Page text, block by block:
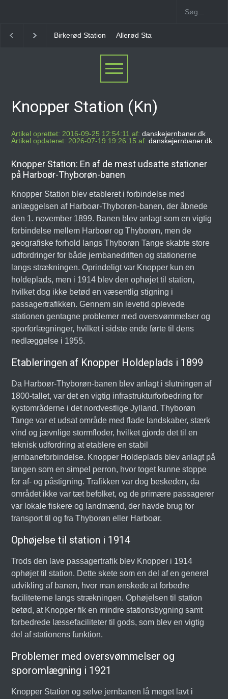
Allerød Station Favrholm Station
Knopper Station (Kn)
Artikel oprettet: 2016-09-25 12:54:11 af: danskejernbaner.dk
Artikel opdateret: 2026-07-19 19:26:15 af: danskejernbaner.dk
Knopper Station: En af de mest udsatte stationer
på Harboør-Thyborøn-banen
Knopper Station blev etableret i forbindelse med
anlæggelsen af Harboør-Thyborøn-banen, der åbnede
den 1. november 1899. Banen blev anlagt som en vigtig
forbindelse mellem Harboør og Thyborøn, men de
geografiske forhold langs Thyborøn Tange skabte store
udfordringer for både jernbanedriften og stationerne
langs strækningen. Oprindeligt var Knopper kun en
holdeplads, men i 1914 blev den ophøjet til station,
hvilket dog ikke betød en væsentlig stigning i
passagertrafikken. Gennem sin levetid oplevede
stationen gentagne problemer med oversvømmelser og
sporforlægninger, hvilket i sidste ende førte til dens
nedlæggelse i 1955.
Etableringen af Knopper Holdeplads i 1899
Da Harboør-Thyborøn-banen blev anlagt i slutningen af
1800-tallet, var det en vigtig infrastrukturforbedring for
kystområderne i det nordvestlige Jylland. Thyborøn
Tange var et udsat område med flade landskaber, stærk
vind og jævnlige stormfloder, hvilket gjorde det til en
teknisk udfordring at etablere en stabil
jernbaneforbindelse. Knopper Holdeplads blev anlagt på
tangen som en simpel perron, hvor toget kunne stoppe
for af- og påstigning. Trafikken var dog beskeden, da
området ikke var tæt befolket, og de primære passagerer
var lokale fiskere og landmænd, der havde brug for
transport til og fra Thyborøn eller Harboør.
Ophøjelse til station i 1914
Trods den lave passagertrafik blev Knopper i 1914
ophøjet til station. Dette skete som en del af en generel
udvikling af banen, hvor man ønskede at forbedre
faciliteterne langs strækningen. Ophøjelsen til station
betød, at Knopper fik en mindre stationsbygning samt
forbedrede læssefaciliteter til gods, som blev en vigtig
del af stationens funktion.
Problemer med oversvømmelser og
sporomlægning i 1921
Knopper Station og selve jernbanen lå meget lavt i